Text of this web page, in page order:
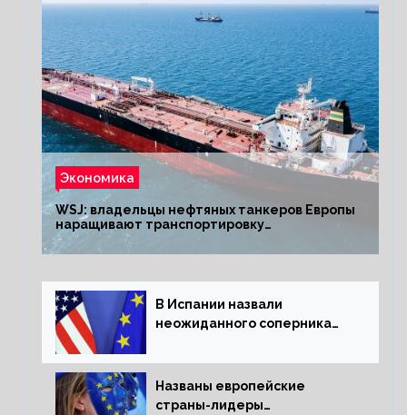
Экономика
WSJ: владельцы нефтяных танкеров Европы
наращивают транспортировку
из РФ до санкций
В Испании назвали
неожиданного соперника
Названы европейские
страны-лидеры